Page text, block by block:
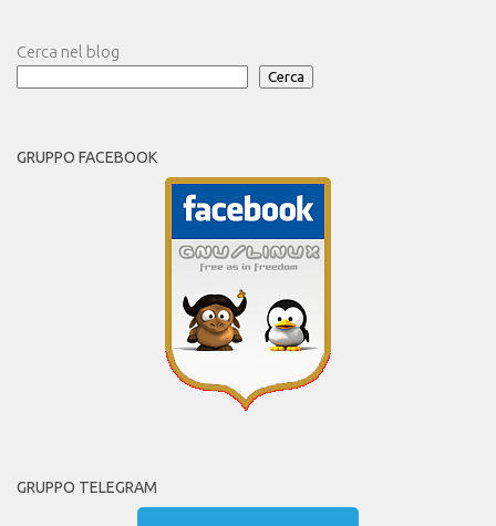
Cerca nel blog
Cerca
GRUPPO FACEBOOK
GRUPPO TELEGRAM